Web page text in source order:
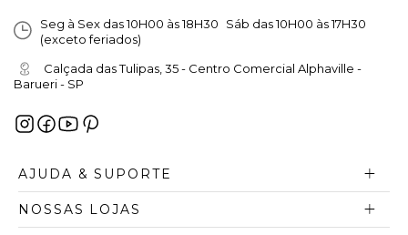
Seg à Sex das 10H00 às 18H30 Sáb das 10H00 às 17H30
(exceto feriados)
Calçada das Tulipas, 35 - Centro Comercial Alphaville -
Barueri - SP
AJUDA & SUPORTE
NOSSAS LOJAS